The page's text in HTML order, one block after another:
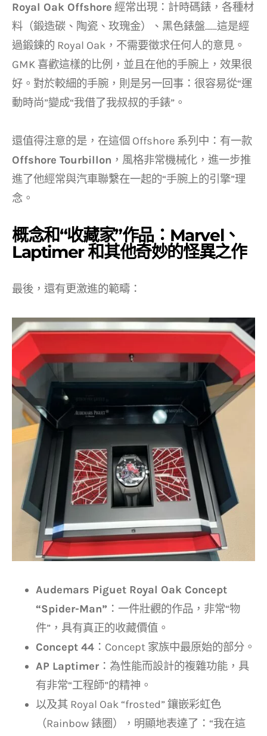
Royal Oak Offshore 經常出現：計時碼錶，各種材
料（鍛造碳、陶瓷、玫瑰金）、黑色錶盤……這是經
過鍛鍊的 Royal Oak，不需要徵求任何人的意見。
GMK 喜歡這樣的比例，並且在他的手腕上，效果很
好。對於較細的手腕，則是另一回事：很容易從“運
動時尚”變成“我借了我叔叔的手錶”。
還值得注意的是，在這個 Offshore 系列中：有一款
Offshore Tourbillon ，風格非常機械化，進一步推
進了他經常與汽車聯繫在一起的“手腕上的引擎”理
念。
概念和“收藏家”作品：Marvel、
Laptimer 和其他奇妙的怪異之作
最後，還有更激進的範疇：
Audemars Piguet Royal Oak Concept
“Spider-Man” ：一件壯觀的作品，非常“物
件”，具有真正的收藏價值。
Concept 44 ：Concept 家族中最原始的部分。
AP Laptimer ：為性能而設計的複雜功能，具
有非常“工程師”的精神。
以及其 Royal Oak “frosted” 鑲嵌彩虹色
（Rainbow 錶圈），明顯地表達了：“我在這